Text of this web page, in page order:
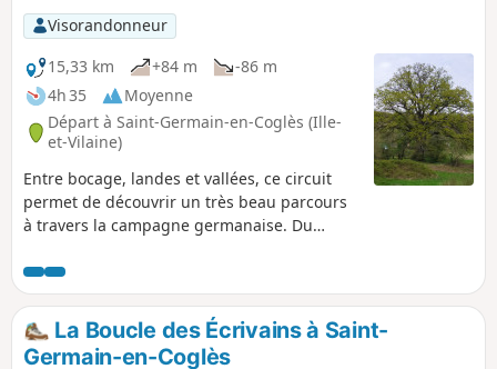
Visorandonneur
15,33 km
+84 m
-86 m
4h 35
Moyenne
Départ à Saint-Germain-en-Coglès (Ille-
et-Vilaine)
Entre bocage, landes et vallées, ce circuit
permet de découvrir un très beau parcours
à travers la campagne germanaise. Du
il permet de retrouver tous les éléments qui
forgent le Coglais : le bois, l'eau et la pierre.
La Boucle des Écrivains à Saint-
Germain-en-Coglès